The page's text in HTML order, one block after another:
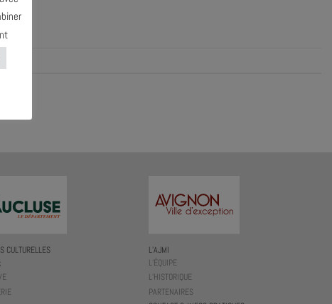
CULTURELLES
L’AJMI
L’ÉQUIPE
L’HISTORIQUE
PARTENAIRES